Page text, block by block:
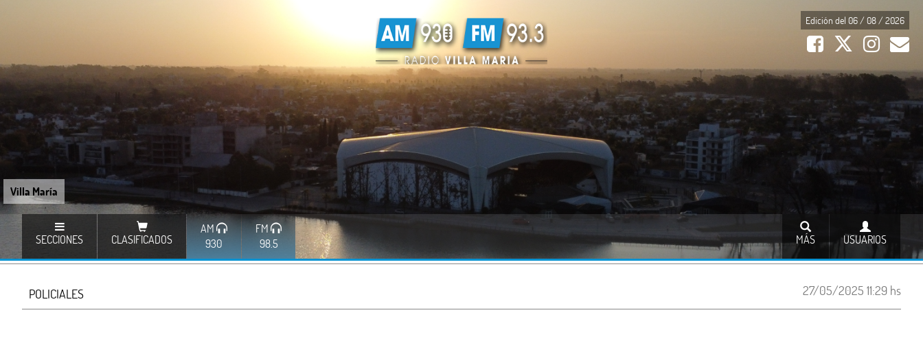
Villa María
Edición del 06 / 08 / 2026
SECCIONES CLASIFICADOS
AM
930
FM
98.5
USUARIOS
MÁS
27/05/2025 11:29 hs
POLICIALES